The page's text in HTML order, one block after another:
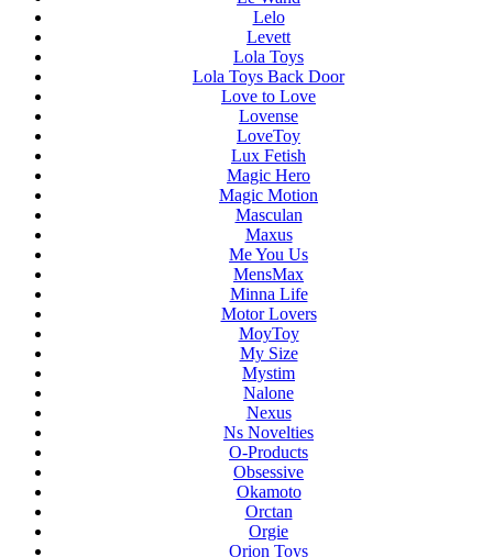
Lelo
Levett
Lola Toys
Lola Toys Back Door
Love to Love
Lovense
LoveToy
Lux Fetish
Magic Hero
Magic Motion
Masculan
Maxus
Me You Us
MensMax
Minna Life
Motor Lovers
MoyToy
My Size
Mystim
Nalone
Nexus
Ns Novelties
O-Products
Obsessive
Okamoto
Orctan
Orgie
Orion Toys